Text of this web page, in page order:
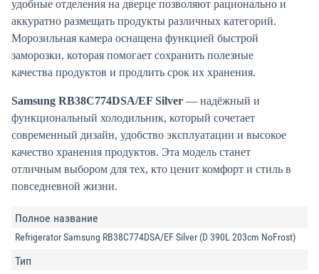
удобные отделения на дверце позволяют рационально и
аккуратно размещать продукты различных категорий.
Морозильная камера оснащена функцией быстрой
заморозки, которая помогает сохранить полезные
качества продуктов и продлить срок их хранения.
Samsung RB38C774DSA/EF Silver — надёжный и
функциональный холодильник, который сочетает
современный дизайн, удобство эксплуатации и высокое
качество хранения продуктов. Эта модель станет
отличным выбором для тех, кто ценит комфорт и стиль в
повседневной жизни.
Полное название
Refrigerator Samsung RB38C774DSA/EF Silver (D 390L 203cm NoFrost)
Тип